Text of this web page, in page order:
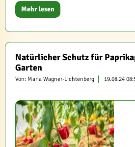
Mehr lesen
Natürlicher Schutz für
Garten
Von: Maria Wagner-Lichtenberg 19.08.24